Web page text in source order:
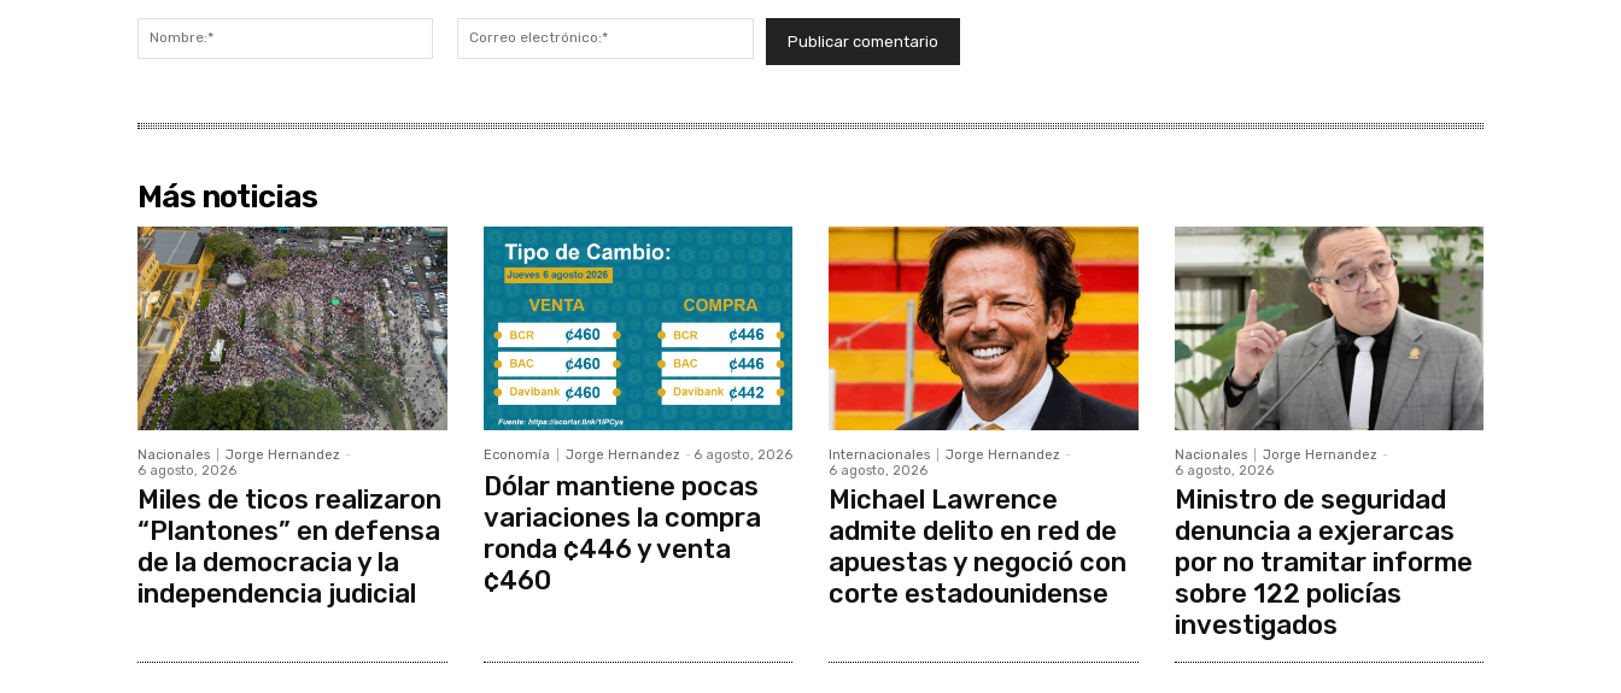
Nombre:*
electrónico:*
Más noticias
Nacionales Jorge Hernandez -
6 agosto, 2026
Miles de ticos realizaron
“Plantones” en defensa
de la democracia y la
independencia judicial
Economía Jorge Hernandez - 6 agosto, 2026
Dólar mantiene pocas
variaciones la compra
ronda ¢446 y venta
¢460
Internacionales Jorge Hernandez -
6 agosto, 2026
Michael Lawrence
admite delito en red de
apuestas y negoció con
corte estadounidense
Nacionales Jorge Hernandez -
6 agosto, 2026
Ministro de seguridad
denuncia a exjerarcas
por no tramitar informe
sobre 122 policías
investigados